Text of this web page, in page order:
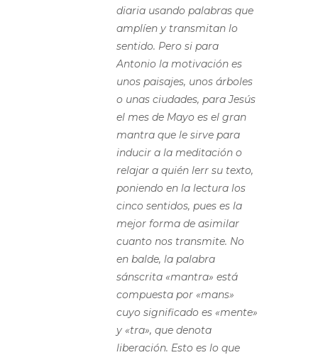
diaria usando palabras que
amplíen y transmitan lo
sentido. Pero si para
Antonio la motivación es
unos paisajes, unos árboles
o unas ciudades, para Jesús
el mes de Mayo es el gran
mantra que le sirve para
inducir a la meditación o
relajar a quién lerr su texto,
poniendo en la lectura los
cinco sentidos, pues es la
mejor forma de asimilar
cuanto nos transmite. No
en balde, la palabra
sánscrita «mantra» está
compuesta por «mans»
cuyo significado es «mente»
y «tra», que denota
liberación. Esto es lo que